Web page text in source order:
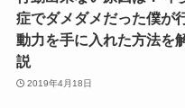
症でダメダメだった僕が
動力を手に入れた方法を
説
2019年4月18日